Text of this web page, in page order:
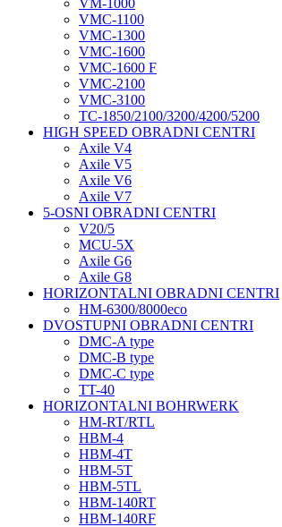
VM-1000
VMC-1100
VMC-1300
VMC-1600
VMC-1600 F
VMC-2100
VMC-3100
TC-1850/2100/3200/4200/5200
HIGH SPEED OBRADNI CENTRI
Axile V4
Axile V5
Axile V6
Axile V7
5-OSNI OBRADNI CENTRI
V20/5
MCU-5X
Axile G6
Axile G8
HORIZONTALNI OBRADNI CENTRI
HM-6300/8000eco
DVOSTUPNI OBRADNI CENTRI
DMC-A type
DMC-B type
DMC-C type
TT-40
HORIZONTALNI BOHRWERK
HM-RT/RTL
HBM-4
HBM-4T
HBM-5T
HBM-5TL
HBM-140RT
HBM-140RF